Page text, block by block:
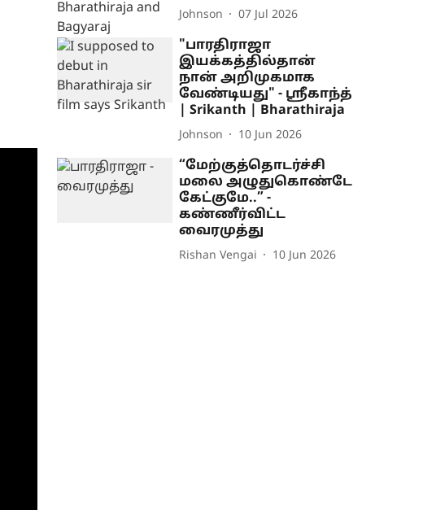
Johnson 07 Jul 2026
"பாரதிராஜா
இயக்கத்தில்தான்
நான் அறிமுகமாக
வேண்டியது" - ஸ்ரீகாந்த்
| Srikanth | Bharathiraja
Johnson 10 Jun 2026
“மேற்குத்தொடர்ச்சி
மலை அழுதுகொண்டே
கேட்குமே..” -
கண்ணீர்விட்ட
வைரமுத்து
Rishan Vengai 10 Jun 2026